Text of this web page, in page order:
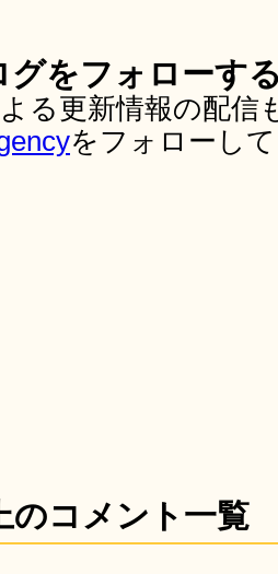
グをフォローす
る更新情報の配
をフォローし
のコメント一覧